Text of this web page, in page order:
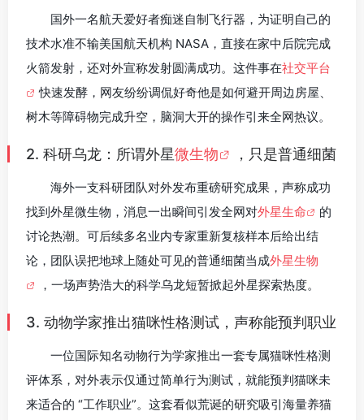
国外一名航天爱好者痴迷自制飞行器，为证明自己的
技术水准不输美国航天机构 NASA，直接在家中后院完成
火箭发射，还对外宣称发射圆满成功。这件事在社交平台
快速发酵，网友纷纷调侃好奇他是如何避开周边房屋、
树木等障碍物完成升空，脑洞大开的操作引来全网热议。
2. 科研乌龙：所谓外星微生物 ，只是普通细菌
海外一支科研团队对外发布重磅研究成果，声称成功
找到外星微生物，消息一出瞬间引发全网对外星生命
的
讨论热潮。可后续多名业内专家重新复核样本后给出结
论，团队误把地球上随处可见的普通细菌当成外星生物
，一场声势浩大的科学乌龙短暂掀起外星探索热度。
3. 动物学家推出猫咪性格测试，声称能预判职业
一位国际知名动物行为学家推出一套专属猫咪性格测
评体系，对外表示仅通过简单行为测试，就能预判猫咪未
来适合的 “工作职业”。这套看似荒诞的研究吸引海量养猫